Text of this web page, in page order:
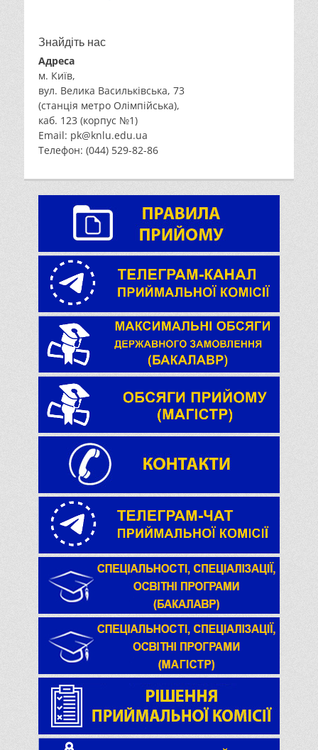
Знайдіть нас
Адреса
м. Київ,
вул. Велика Васильківська, 73
(станція метро Олімпійська),
каб. 123 (корпус №1)
Email: pk@knlu.edu.ua
Телефон: (044) 529-82-86